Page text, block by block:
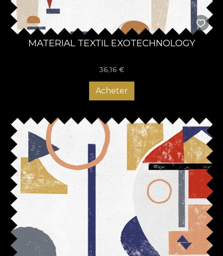
MATERIAL TEXTIL EXOTECHNOLOGY
36,16 €
Acheter